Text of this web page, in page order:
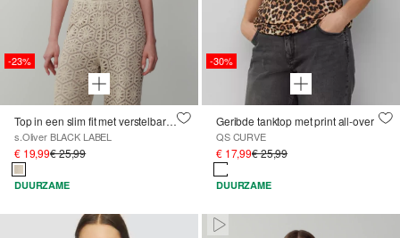
-23%
Top in een slim fit met verstelbare spaghettibandjes
s.Oliver BLACK LABEL
€ 19,99€ 25,99
DUURZAME
-30%
Geribde tanktop met print all-over
QS CURVE
€ 17,99€ 25,99
DUURZAME
Paused • Muted